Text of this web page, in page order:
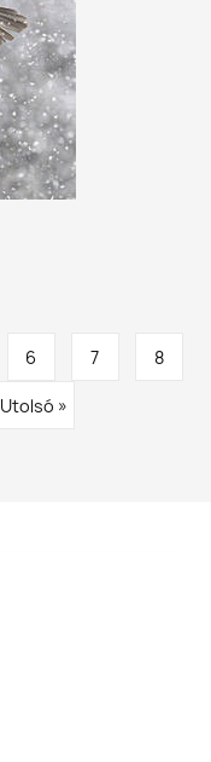
Oldal
6 Oldal
7 Oldal
8
Utolsó
Utolsó »